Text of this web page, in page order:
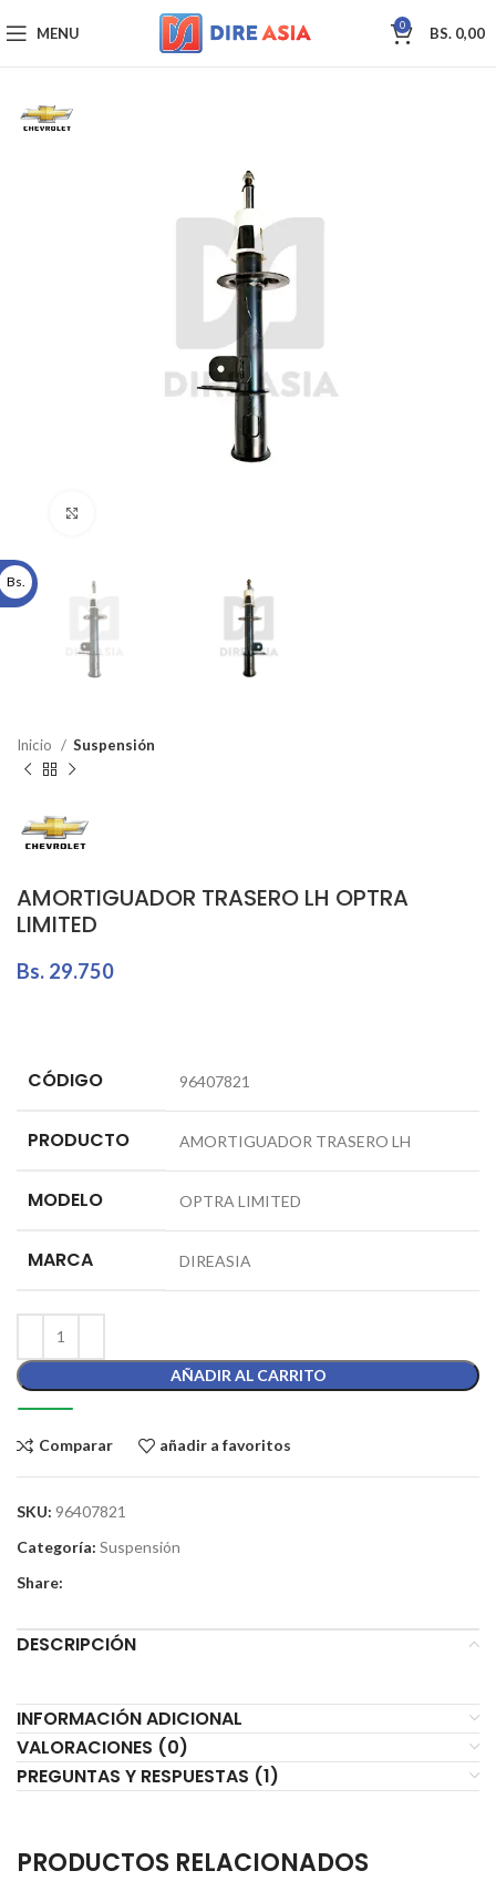
MENU 0 BS. 0,00
Inicio Suspensión
AMORTIGUADOR TRASERO LH OPTRA
LIMITED
Bs. 29.750
CÓDIGO 96407821
PRODUCTO AMORTIGUADOR TRASERO LH
MODELO OPTRA LIMITED
MARCA DIREASIA
AÑADIR AL CARRITO
Comparar añadir a favoritos
SKU: 96407821
Categoría: Suspensión
Share:
DESCRIPCIÓN
INFORMACIÓN ADICIONAL
VALORACIONES (0)
PREGUNTAS Y RESPUESTAS (1)
PRODUCTOS RELACIONADOS
Bs.